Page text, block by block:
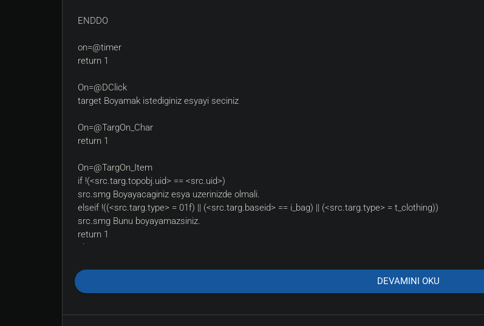
ENDDO
on=@timer
return 1
On=@DClick
target Boyamak istediginiz esyayi seciniz
On=@TargOn_Char
return 1
On=@TargOn_Item
if !(<src.targ.topobj.uid> == <src.uid>)
src.smg Boyayacaginiz esya uzerinizde olmali.
elseif !((<src.targ.type> = 01f) || (<src.targ.baseid> == i_bag) || (<src.targ.type> = t_clothing))
src.smg Bunu boyayamazsiniz.
return 1
else
src.targ.update
endif
DEVAMINI OKU